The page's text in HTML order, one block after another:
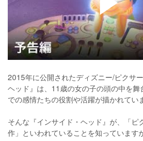
2015年に公開されたディズニー/ピクサ
ヘッド』は、11歳の女の子の頭の中を舞
での感情たちの役割や活躍が描かれてい
そんな『インサイド・ヘッド』が、「ピ
作」といわれていることを知っています